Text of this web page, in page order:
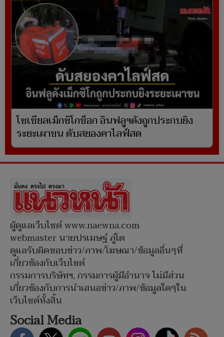
โซเชียลเม็กซิโกช็อก อินฟลูฯดังถูกประกบยิง
ระยะเผาขน ดับสยองคาไลฟ์สด
ผู้ดูแลเว็บไซต์ www.naewna.com
webmaster นายปรเมษฐ์ ภู่โต
ดูแลรับผิดชอบข่าว/ภาพ/โฆษณา/ข้อมูลอื่นๆที่
เกี่ยวข้องกับเว็บไซต์
กรรมการบริษัทฯ, กรรมการผู้มีอำนาจ ไม่มีส่วน
เกี่ยวข้องกับการนำเสนอข่าว/ภาพ/ข้อมูลใดๆใน
เว็บไซต์ทั้งสิ้น
Social Media